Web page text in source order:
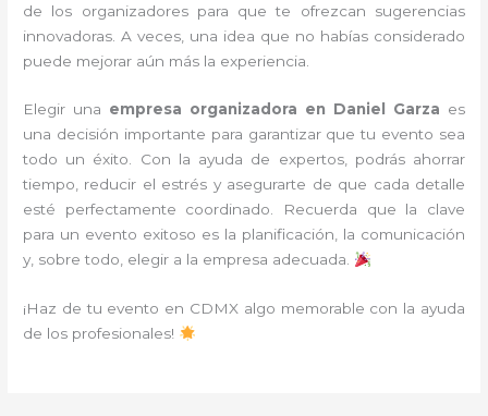
de los organizadores para que te ofrezcan sugerencias
innovadoras. A veces, una idea que no habías considerado
puede mejorar aún más la experiencia.
Elegir una empresa organizadora en Daniel Garza es
una decisión importante para garantizar que tu evento sea
todo un éxito. Con la ayuda de expertos, podrás ahorrar
tiempo, reducir el estrés y asegurarte de que cada detalle
esté perfectamente coordinado. Recuerda que la clave
para un evento exitoso es la planificación, la comunicación
y, sobre todo, elegir a la empresa adecuada.
¡Haz de tu evento en CDMX algo memorable con la ayuda
de los profesionales!